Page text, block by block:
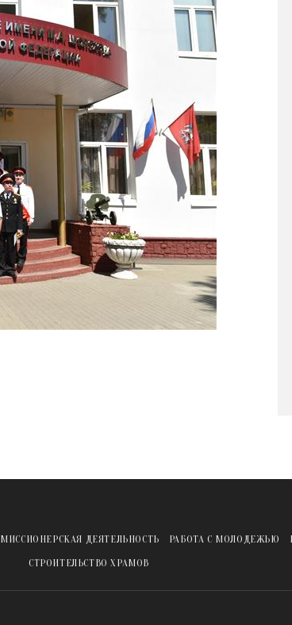
МИССИОНЕРСКАЯ ДЕЯТЕЛЬНОСТЬ РАБОТА С МОЛОДЕЖЬЮ
СТРОИТЕЛЬСТВО ХРАМОВ